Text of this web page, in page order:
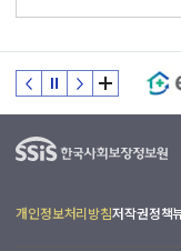
개인정보처리방침저작권정책